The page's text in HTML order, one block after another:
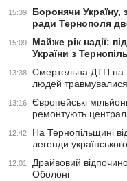
15:39
Боронячи Україну,
ради Тернополя
15:09
Майже рік надії:
України з
13:38
Смертельна ДТП на
людей травмувалися
13:16
Європейські
ремонтують
12:42
На Тернопільщині
легенди
12:01
Драйвовий
Оболоні